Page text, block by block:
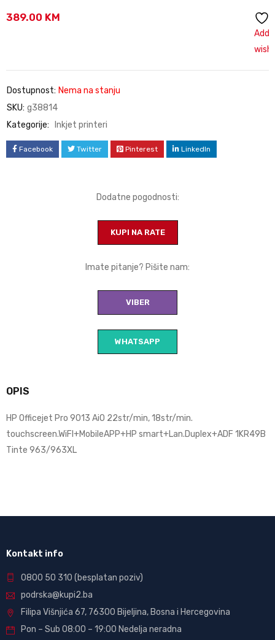
389.00 KM
Add
Dostupnost: Nema na stanju
SKU: g38814
Kategorije:
Inkjet printeri
Facebook Twitter Pinterest LinkedIn
Dodatne pogodnosti:
KUPI NA RATE
Imate pitanje? Pišite nam:
VIBER
WHATSAPP
OPIS
HP Officejet Pro 9013 AiO 22str/min, 18str/min.
touchscreen.WiFI+MobileAPP+HP smart+Lan.Duplex+ADF 1KR49B
Tinte 963/963XL
Kontakt info
0800 50 310 (besplatan poziv)
podrska@kupi2.ba
Filipa Višnjića 67, 76300 Bijeljina, Bosna i Hercegovina
Pon – Sub 08:00 – 19:00 Nedelja neradna